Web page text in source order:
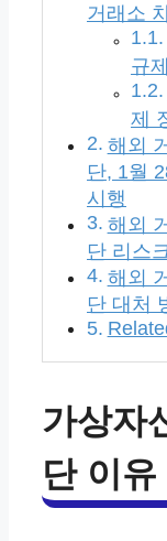
거래소
규
제
해외
단, 1월
시행
해외
단 리스
해외
단 대처
가상자
단 이유